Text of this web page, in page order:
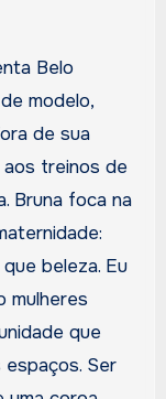
Belo
modelo,
de sua
treinos de
Bruna foca na
beleza. Eu
mulheres
que
Ser